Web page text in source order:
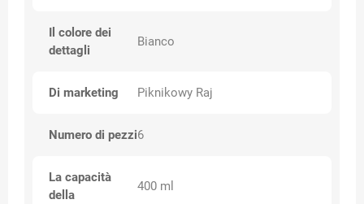
Il colore dei
dettagli
Bianco
Di marketing Piknikowy Raj
Numero di pezzi6
La capacità
della
400 ml